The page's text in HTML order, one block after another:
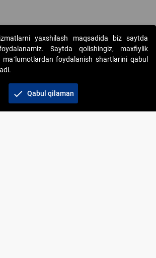
"Elektron onlayn-auksionlarni
huquqlar himoyalangan
yaxshilash maqsadida biz saytda
Saytda qolishingiz, maxfiylik
foydalanish shartlarini qabul
check Qabul qilaman